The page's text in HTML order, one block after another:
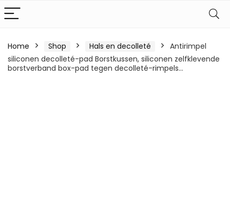
Home Shop Hals en decolleté
Antirimpel
siliconen decolleté-pad Borstkussen, siliconen zelfklevende
borstverband box-pad tegen decolleté-rimpels…